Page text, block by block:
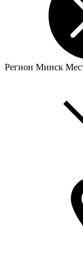
Регион Минск